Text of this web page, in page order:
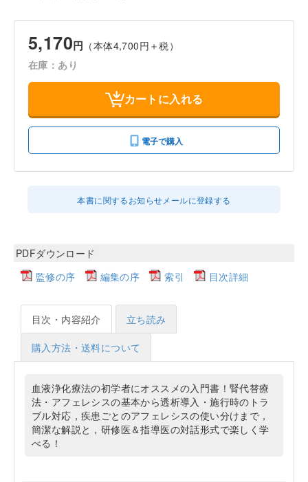
5,170円 （本体4,700円＋税）
在庫：あり
カートに入れる
電子で購入
本書に関するお知らせメールに登録する
PDFダウンロード
監修の序
編集の序 索引 目次詳細
目次・内容紹介 立ち読み
購入方法・送料について
血液浄化療法の初学者にオススメの入門書！腎代替療
法・アフェレシスの基本から透析導入・施行時のトラ
ブル対応，疾患ごとのアフェレシスの使い分けまで，
簡潔な解説と，研修医＆指導医の対話形式で楽しく学
べる！